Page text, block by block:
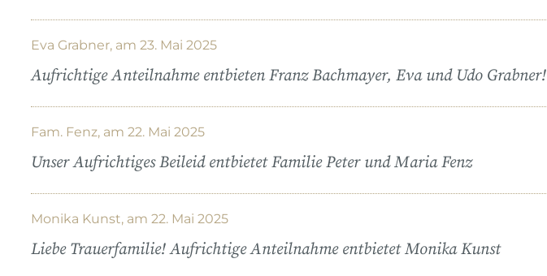
Eva Grabner, am 23. Mai 2025
Aufrichtige Anteilnahme entbieten Franz Bachmayer, Eva und Udo Grabner!
Fam. Fenz, am 22. Mai 2025
Unser Aufrichtiges Beileid entbietet Familie Peter und Maria Fenz
Monika Kunst, am 22. Mai 2025
Liebe Trauerfamilie! Aufrichtige Anteilnahme entbietet Monika Kunst